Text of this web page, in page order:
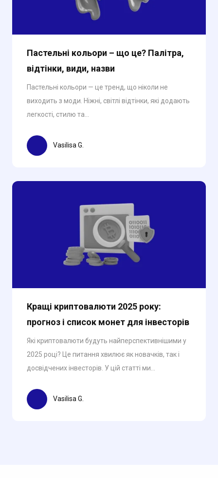
Пастельні кольори – що це? Палітра,
відтінки, види, назви
Пастельні кольори — це тренд, що ніколи не
виходить з моди. Ніжні, світлі відтінки, які додають
легкості, стилю та...
Vasilisa G.
Кращі криптовалюти 2025 року:
прогноз і список монет для інвесторів
Які криптовалюти будуть найперспективнішими у
2025 році? Це питання хвилює як новачків, так і
досвідчених інвесторів. У цій статті ми...
Vasilisa G.